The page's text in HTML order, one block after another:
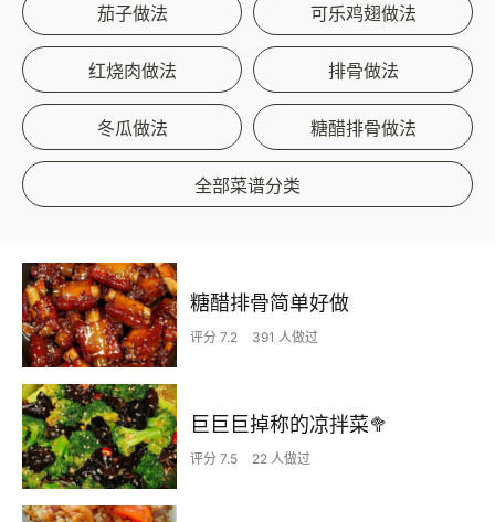
茄子做法 可乐鸡翅做法
红烧肉做法 排骨做法
冬瓜做法 糖醋排骨做法
全部菜谱分类
糖醋排骨简单好做
评分 7.2 391 人做过
巨巨巨掉称的凉拌菜🥦
评分 7.5 22 人做过